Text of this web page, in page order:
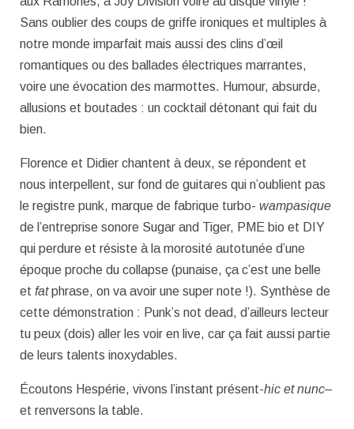
Sans oublier des coups de griffe ironiques et multiples à
notre monde imparfait mais aussi des clins d’œil
romantiques ou des ballades électriques marrantes,
voire une évocation des marmottes. Humour, absurde,
allusions et boutades : un cocktail détonant qui fait du
bien.
Florence et Didier chantent à deux, se répondent et
nous interpellent, sur fond de guitares qui n’oublient pas
le registre punk, marque de fabrique turbo- wampasique
de l’entreprise sonore Sugar and Tiger, PME bio et DIY
qui perdure et résiste à la morosité autotunée d’une
époque proche du collapse (punaise, ça c’est une belle
et fatphrase, on va avoir une super note !). Synthèse de
cette démonstration : Punk’s not dead, d’ailleurs lecteur
tu peux (dois) aller les voir en live, car ça fait aussi partie
de leurs talents inoxydables.
Écoutons Hespérie, vivons l’instant présent-hic et nunc–
et renversons la table.